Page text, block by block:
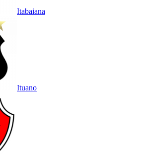
Itabaiana
Ituano